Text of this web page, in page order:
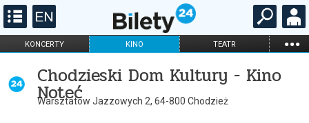
KONCERTY KINO TEATR ...
DLA DZIECI
KARNETY
Chodzieski Dom Kultury - Kino
Noteć
Warsztatów Jazzowych 2, 64-800 Chodzież